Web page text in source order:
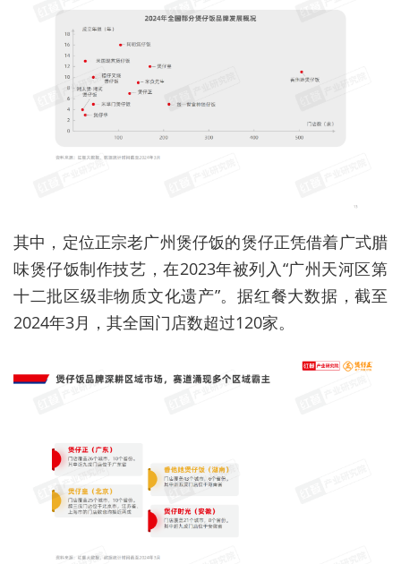
其中，定位正宗老广州煲仔饭的煲仔正凭借着广式腊
味煲仔饭制作技艺，在2023年被列入“广州天河区第
十二批区级非物质文化遗产”。据红餐大数据，截至
2024年3月，其全国门店数超过120家。